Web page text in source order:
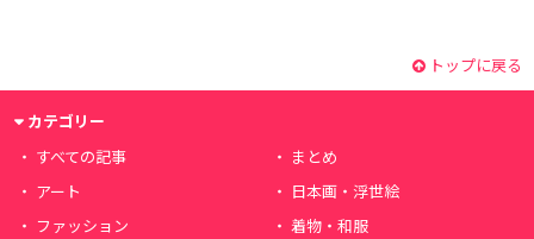
トップに戻る
カテゴリー
すべての記事
まとめ
アート
日本画・浮世絵
ファッション
着物・和服